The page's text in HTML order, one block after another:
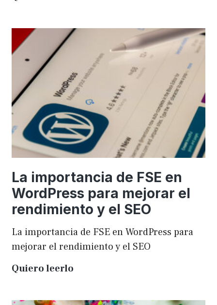
una
una
WordCamp
La importancia de FSE en
WordPress para mejorar el
rendimiento y el SEO
La importancia de FSE en WordPress para
mejorar el rendimiento y el SEO
Quiero leerlo
de